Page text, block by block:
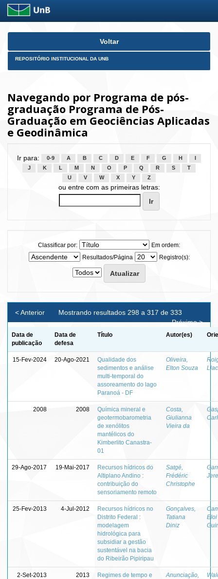
Skip
Voltar
REPOSITÓRIO INSTITUCIONAL DA UNB
Navegando por Programa de pós-
graduação Programa de Pós-
Graduação em Geociências Aplicadas
e Geodinâmica
Ir para: 0-9 A B C D E F G H
J
K L M N O P Q R S
T
U
V W X Y Z
ou entre com as primeiras letras:
Classificar por:
Em ordem:
Resultados/Página
Registro(s):
Mostrando resultados 298 a 317 de 333
< Anterior
Próximo >
Data de
publicação
Data de
defesa
Título Autor(es)
15-Fev-2024 20-Ago-2021
Qualidade dos
sedimentos e análise
multi-temporal do
assoreamento do lago
Paranoá - DF
Oliveira,
Elton Souza
2008 2008
Química mineral e
geotermobarometria
de xenólitos
mantélicos do
Kimberlito Canastra-
01
Costa,
Giulianna
Vieira da
29-Ago-2017 19-Mai-2017
Recursos hídricos do
Altiplano Andino :
contribuição do
sensoriamento remoto
Satgé,
Frédéric
Christophe
25-Fev-2013 4-Jul-2012
Recursos hídricos no
Distrito Federal :
modelagem
hidrológica para
subsidiar a gestão
sustentável na bacia
do Ribeirão Pipiripau
Gonçalves,
Tatiana
Diniz
Eloi
2-Set-2013 2013
Regimes de tempo e
Anunciação,